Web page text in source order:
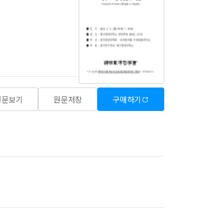
보기 원문저장 구매하기